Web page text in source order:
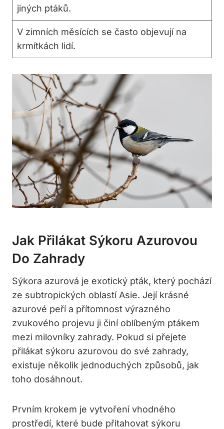
jiných ptáků.
V zimních měsících se často objevují na
krmítkách lidí.
Jak Přilákat Sýkoru Azurovou
Do Zahrady
Sýkora azurová je exotický pták, který pochází
ze subtropických oblastí Asie. Její krásné
azurové peří a přítomnost výrazného
zvukového projevu ji činí oblíbeným ptákem
mezi milovníky zahrady. Pokud si přejete
přilákat sýkoru azurovou do své zahrady,
existuje několik jednoduchých způsobů, jak
toho dosáhnout.
Prvním krokem je vytvoření vhodného
prostředí, které bude přitahovat sýkoru